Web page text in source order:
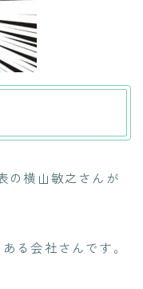
の横山敏之さんが
る会社さんです。